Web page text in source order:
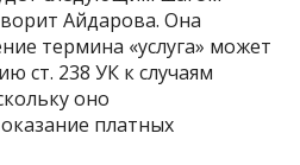
Айдарова. Она
термина «услуга» может
ст. 238 УК к случаям
оно
платных